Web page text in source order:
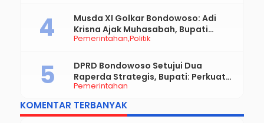
Pemerintahan Politik
Musda XI Golkar Bondowoso: Adi
Krisna Ajak Muhasabah, Bupati
Hamid Dorong Sinergi untuk
Pemerintahan
DPRD Bondowoso Setujui Dua
Raperda Strategis, Bupati: Perkuat
Fiskal Daerah dan Demokrasi Desa
KOMENTAR TERBANYAK